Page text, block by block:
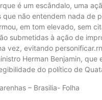
é um escândalo, uma
que não entendem nada de
em tom elevado, sem
submetidas à ação de
vez, evitando
Herman Benjamin,
do político de
– Brasilia- Folha